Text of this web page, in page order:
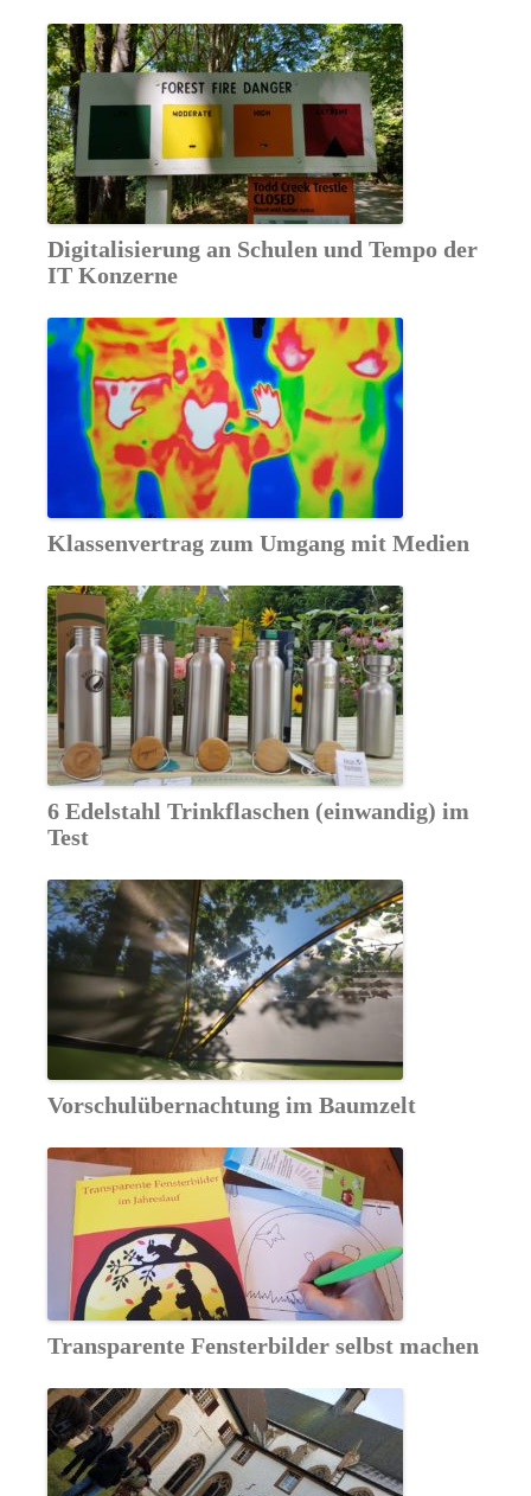
Digitalisierung an Schulen und Tempo der
IT Konzerne
Klassenvertrag zum Umgang mit Medien
6 Edelstahl Trinkflaschen (einwandig) im
Test
Vorschulübernachtung im Baumzelt
Transparente Fensterbilder selbst machen